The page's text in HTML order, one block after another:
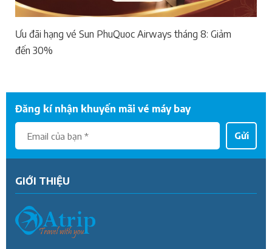
Ưu đãi hạng vé Sun PhuQuoc Airways tháng 8: Giảm
đến 30%
Đăng kí nhận khuyến mãi vé máy bay
Gửi
GIỚI THIỆU